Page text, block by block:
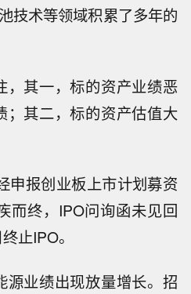
技术等领域积累了多年的
，其一，标的资产业绩恶
；其二，标的资产估值大
申报创业板上市计划募资
而终，IPO问询函未见回
止IPO。
源业绩出现放量增长。招